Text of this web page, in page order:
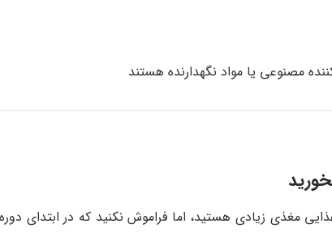
مصنوعی یا مواد نگهدارنده هستند
مغذی زیادی هستید، اما فراموش نکنید که در ابتدای